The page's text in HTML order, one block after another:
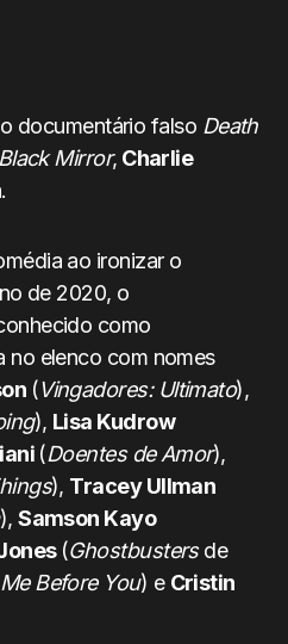
documentário falso Death
Black Mirror, Charlie
ao ironizar o
de 2020, o
como
no elenco com nomes
(Vingadores: Ultimato),
), Lisa Kudrow
(Doentes de Amor),
), Tracey Ullman
),Samson Kayo
(Ghostbustersde
Me Before You) e Cristin